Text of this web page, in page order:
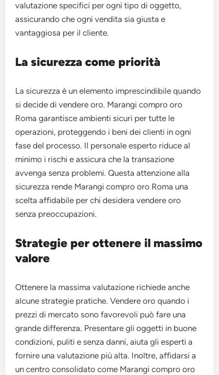
valutazione specifici per ogni tipo di oggetto,
assicurando che ogni vendita sia giusta e
vantaggiosa per il cliente.
La sicurezza come priorità
La sicurezza è un elemento imprescindibile quando
si decide di vendere oro. Marangi compro oro
Roma garantisce ambienti sicuri per tutte le
operazioni, proteggendo i beni dei clienti in ogni
fase del processo. Il personale esperto riduce al
minimo i rischi e assicura che la transazione
avvenga senza problemi. Questa attenzione alla
sicurezza rende Marangi compro oro Roma una
scelta affidabile per chi desidera vendere oro
senza preoccupazioni.
Strategie per ottenere il massimo
valore
Ottenere la massima valutazione richiede anche
alcune strategie pratiche. Vendere oro quando i
prezzi di mercato sono favorevoli può fare una
grande differenza. Presentare gli oggetti in buone
condizioni, puliti e senza danni, aiuta gli esperti a
fornire una valutazione più alta. Inoltre, affidarsi a
un centro consolidato come Marangi compro oro